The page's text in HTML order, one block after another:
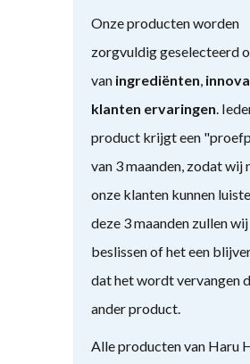
Onze producten worden
zorgvuldig geselecteerd
van ingrediënten,
klanten ervaringen.
product krijgt een
van 3 maanden, zodat wij
onze klanten kunnen
deze 3 maanden zullen wij
beslissen of het een
dat het wordt vervangen
ander product.
Alle producten van Haru